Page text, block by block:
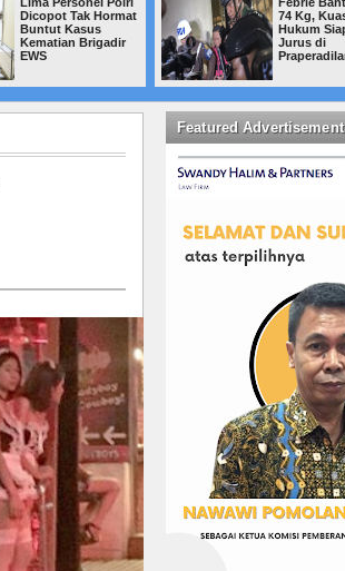
74 Kg, Kuasa
Hukum Siapkan
Jurus di
Featured Advertisement